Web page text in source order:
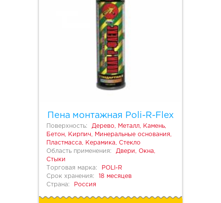
Пена монтажная Poli-R-Flex
Поверхность:
Дерево, Металл, Камень,
Бетон, Кирпич, Минеральные основания,
Пластмасса, Керамика, Стекло
Область применения:
Двери, Окна,
Стыки
Торговая марка:
POLI-R
Срок хранения:
18 месяцев
Страна:
Россия